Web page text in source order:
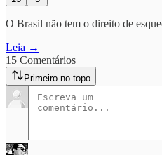
O Brasil não tem o direito de
Leia →
15 Comentários
Primeiro no topo